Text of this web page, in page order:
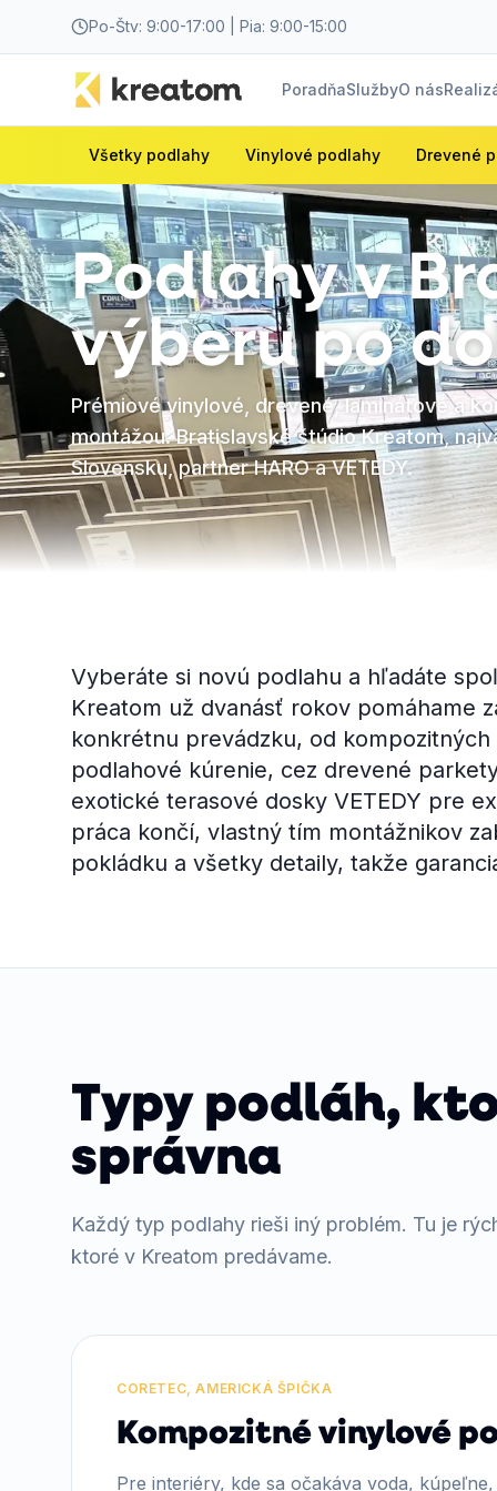
Po-Štv: 9:00-17:00 | Pia: 9:00-15:00
PoradňaSlužbyO nás
Všetky podlahy Vinylové podlahy Drevené
Podlahy v
výberu po
Prémiové vinylové, drevené, laminátové a
montážou. Bratislavské štúdio Kreatom,
Slovensku, partner HARO a VETEDY.
Vyberáte si novú podlahu a hľadáte
Kreatom už dvanásť rokov pomáhame
konkrétnu prevádzku, od
podlahové kúrenie, cez drevené
exotické terasové dosky VETEDY pre
práca končí, vlastný tím montážnikov
pokládku a všetky detaily, takže
Typy podláh,
správna
Každý typ podlahy rieši iný problém. Tu je
ktoré v Kreatom predávame.
CORETEC, AMERICKÁ ŠPIČKA
Kompozitné vinylové
Pre interiéry, kde sa očakáva voda,